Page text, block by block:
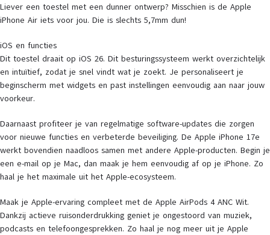
Liever een toestel met een dunner ontwerp? Misschien is de Apple
iPhone Air iets voor jou. Die is slechts 5,7mm dun!
iOS en functies
Dit toestel draait op iOS 26. Dit besturingssysteem werkt overzichtelijk
en intuïtief, zodat je snel vindt wat je zoekt. Je personaliseert je
beginscherm met widgets en past instellingen eenvoudig aan naar jouw
voorkeur.
Daarnaast profiteer je van regelmatige software-updates die zorgen
voor nieuwe functies en verbeterde beveiliging. De Apple iPhone 17e
werkt bovendien naadloos samen met andere Apple-producten. Begin je
een e-mail op je Mac, dan maak je hem eenvoudig af op je iPhone. Zo
haal je het maximale uit het Apple-ecosysteem.
Maak je Apple-ervaring compleet met de Apple AirPods 4 ANC Wit.
Dankzij actieve ruisonderdrukking geniet je ongestoord van muziek,
podcasts en telefoongesprekken. Zo haal je nog meer uit je Apple